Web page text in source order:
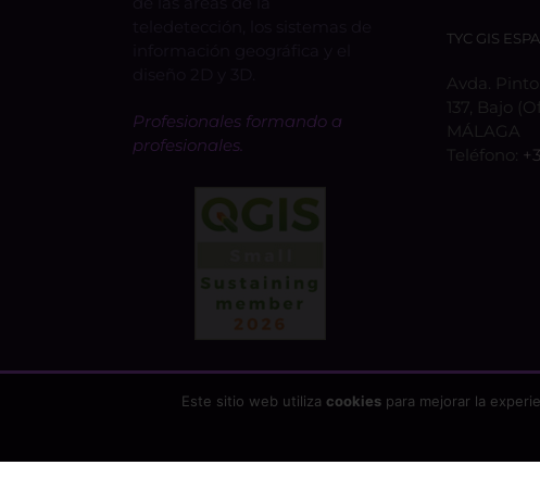
Profesionales formando a
profesionales.
TYC GIS
Avda.
137, Bajo
MÁLAGA
Teléfono:
Copyright 2026 - TYC GIS Soluciones Integrales SL | Todos
Este sitio web utiliza cookies para mejorar la